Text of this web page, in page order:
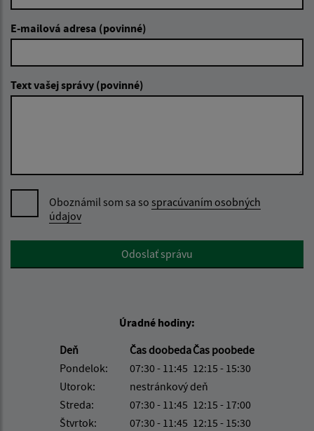
E-mailová adresa (povinné)
Text vašej správy (povinné)
Oboznámil som sa so spracúvaním osobných
údajov
Google reCaptcha ResponseOdoslať správu
Úradné hodiny:
Deň
Čas doobedaČas poobede
Pondelok:
07:30 - 11:45 12:15 - 15:30
Utorok:
nestránkový deň
Streda:
07:30 - 11:45 12:15 - 17:00
Štvrtok:
07:30 - 11:45 12:15 - 15:30